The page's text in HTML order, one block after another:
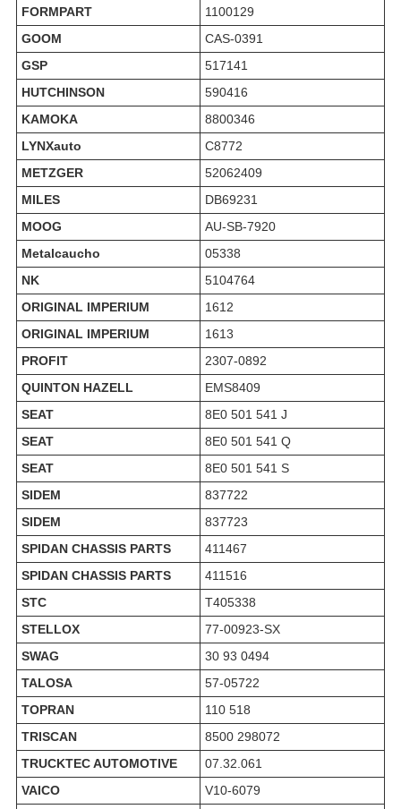
FORMPART
1100129
GOOM
CAS-0391
GSP
517141
HUTCHINSON
590416
KAMOKA
8800346
LYNXauto
C8772
METZGER
52062409
MILES
DB69231
MOOG
AU-SB-7920
Metalcaucho
05338
NK
5104764
ORIGINAL IMPERIUM
1612
ORIGINAL IMPERIUM
1613
PROFIT
2307-0892
QUINTON HAZELL
EMS8409
SEAT
8E0 501 541 J
SEAT
8E0 501 541 Q
SEAT
8E0 501 541 S
SIDEM
837722
SIDEM
837723
SPIDAN CHASSIS PARTS
411467
SPIDAN CHASSIS PARTS
411516
STC
T405338
STELLOX
77-00923-SX
SWAG
30 93 0494
TALOSA
57-05722
TOPRAN
110 518
TRISCAN
8500 298072
TRUCKTEC AUTOMOTIVE
07.32.061
VAICO
V10-6079